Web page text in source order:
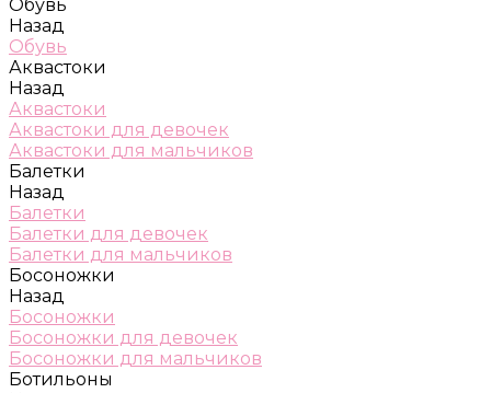
Обувь
Назад
Обувь
Аквастоки
Назад
Аквастоки
Аквастоки для девочек
Аквастоки для мальчиков
Балетки
Назад
Балетки
Балетки для девочек
Балетки для мальчиков
Босоножки
Назад
Босоножки
Босоножки для девочек
Босоножки для мальчиков
Ботильоны